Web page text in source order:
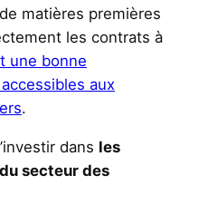
matières premières
les contrats à
une bonne
aux
.
dans les
secteur des